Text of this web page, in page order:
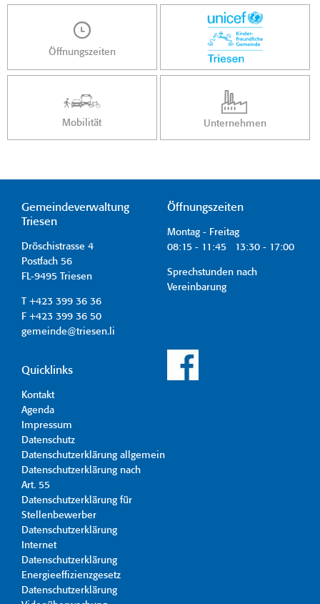
Öffnungszeiten
Mobilität Unternehmen
Gemeindeverwaltung
Triesen
Dröschistrasse 4
Postfach 56
FL-9495 Triesen
T +423 399 36 36
F +423 399 36 50
gemeinde@triesen.li
Öffnungszeiten
Montag - Freitag
08:15 - 11:45 13:30 - 17:00
Sprechstunden nach
Vereinbarung
Quicklinks
Kontakt
Agenda
Impressum
Datenschutz
Datenschutzerklärung allgemein
Datenschutzerklärung nach
Art. 55
Datenschutzerklärung für
Stellenbewerber
Datenschutzerklärung
Internet
Datenschutzerklärung
Energieeffizienzgesetz
Datenschutzerklärung